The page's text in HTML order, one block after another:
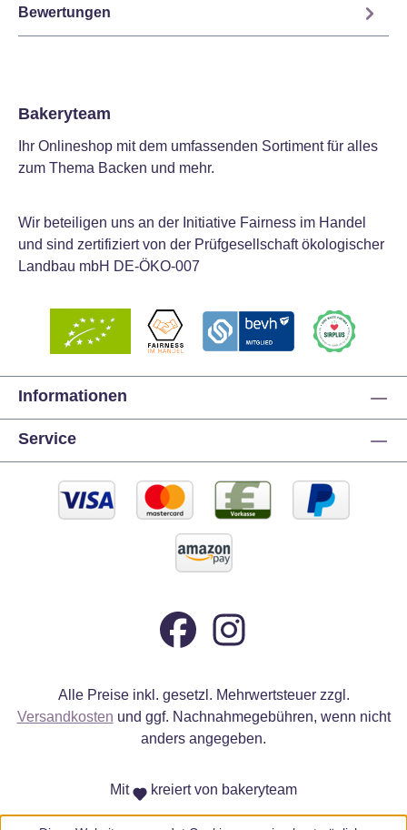
Bewertungen
Bakeryteam
Ihr Onlineshop mit dem umfassenden Sortiment für alles
zum Thema Backen und mehr.
Wir beteiligen uns an der Initiative Fairness im Handel
und sind zertifiziert von der Prüfgesellschaft ökologischer
Landbau mbH DE-ÖKO-007
Informationen
Service
Alle Preise inkl. gesetzl. Mehrwertsteuer zzgl.
Versandkosten und ggf. Nachnahmegebühren, wenn nicht
anders angegeben.
Mit kreiert von bakeryteam